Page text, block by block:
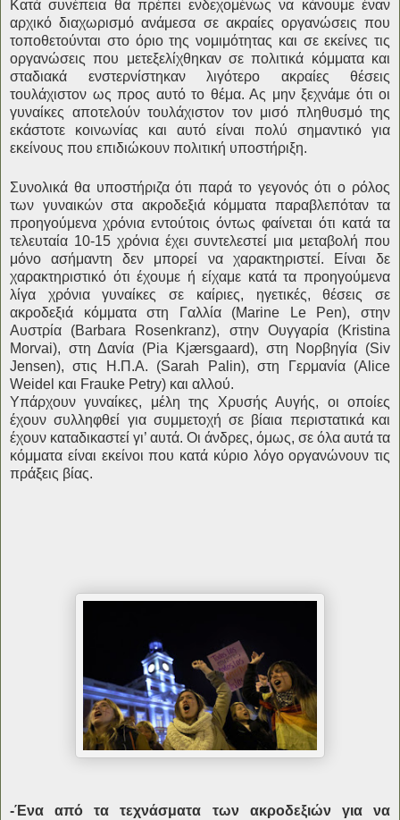
Κατά συνέπεια θα πρέπει ενδεχομένως να κάνουμε έναν
αρχικό διαχωρισμό ανάμεσα σε ακραίες οργανώσεις που
τοποθετούνται στο όριο της νομιμότητας και σε εκείνες τις
οργανώσεις που μετεξελίχθηκαν σε πολιτικά κόμματα και
σταδιακά ενστερνίστηκαν λιγότερο ακραίες θέσεις
τουλάχιστον ως προς αυτό το θέμα. Ας μην ξεχνάμε ότι οι
γυναίκες αποτελούν τουλάχιστον τον μισό πληθυσμό της
εκάστοτε κοινωνίας και αυτό είναι πολύ σημαντικό για
εκείνους που επιδιώκουν πολιτική υποστήριξη.
Συνολικά θα υποστήριζα ότι παρά το γεγονός ότι ο ρόλος
των γυναικών στα ακροδεξιά κόμματα παραβλεπόταν τα
προηγούμενα χρόνια εντούτοις όντως φαίνεται ότι κατά τα
τελευταία 10-15 χρόνια έχει συντελεστεί μια μεταβολή που
μόνο ασήμαντη δεν μπορεί να χαρακτηριστεί. Είναι δε
χαρακτηριστικό ότι έχουμε ή είχαμε κατά τα προηγούμενα
λίγα χρόνια γυναίκες σε καίριες, ηγετικές, θέσεις σε
ακροδεξιά κόμματα στη Γαλλία (Marine Le Pen), στην
Αυστρία (Barbara Rosenkranz), στην Ουγγαρία (Kristina
Morvai), στη Δανία (Pia Kjærsgaard), στη Νορβηγία (Siv
Jensen), στις Η.Π.Α. (Sarah Palin), στη Γερμανία (Alice
Weidel και Frauke Petry) και αλλού.
Υπάρχουν γυναίκες, μέλη της Χρυσής Αυγής, οι οποίες
έχουν συλληφθεί για συμμετοχή σε βίαια περιστατικά και
έχουν καταδικαστεί γι’ αυτά. Οι άνδρες, όμως, σε όλα αυτά τα
κόμματα είναι εκείνοι που κατά κύριο λόγο οργανώνουν τις
πράξεις βίας.
-Ένα από τα τεχνάσματα των ακροδεξιών για να